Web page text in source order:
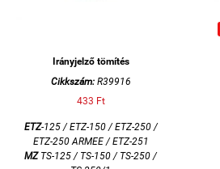
Irányjelző tömítés
Cikkszám:R39916
433 Ft
ETZ-125 / ETZ-150 / ETZ-250 /
ETZ-250 ARMEE / ETZ-251
MZ TS-125 / TS-150 / TS-250 /